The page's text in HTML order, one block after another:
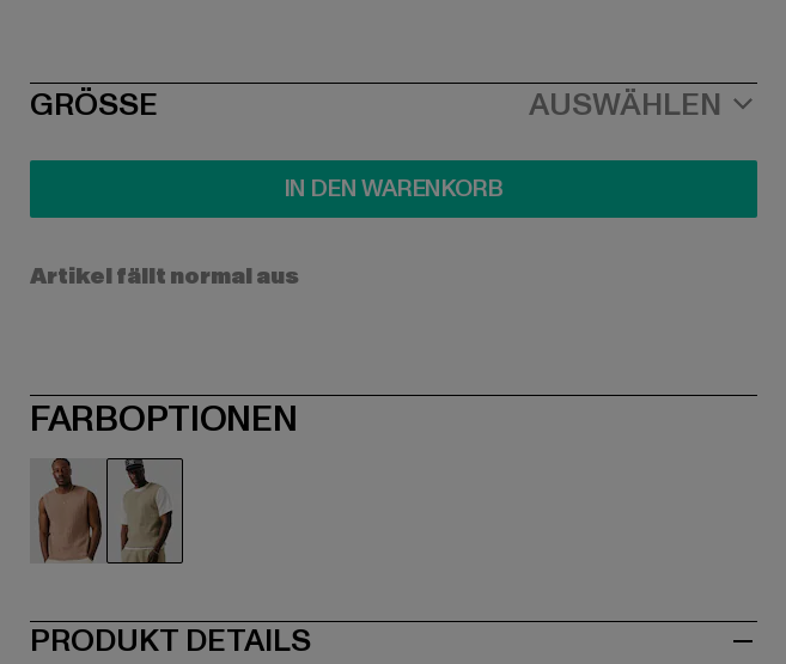
SIZE
GRÖSSE AUSWÄHLEN
IN DEN WARENKORB
Artikel fällt normal aus
FARBOPTIONEN
PRODUKT DETAILS